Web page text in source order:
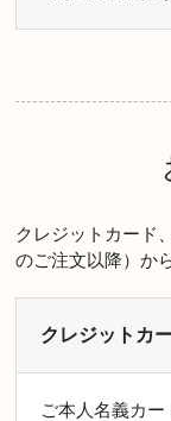
クレジットカード
のご注文以降）か
クレジットカ
ご本人名義カー